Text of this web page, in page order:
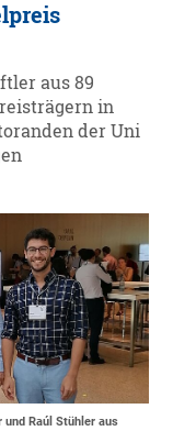
aus 89
in
der Uni
Raúl Stühler aus